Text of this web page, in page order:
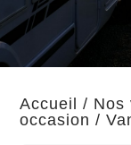
Accueil / Nos
occasion /